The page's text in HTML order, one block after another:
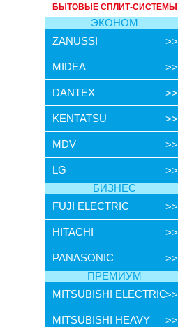
БЫТОВЫЕ СПЛИТ-СИСТЕМЫ
ЭКОНОМ
ZANUSSI
>>
MIDEA >>
DANTEX >>
KENTATSU >>
MDV >>
LG
>>
БИЗНЕС
FUJI ELECTRIC
>>
HITACHI >>
PANASONIC
>>
ПРЕМИУМ
MITSUBISHI ELECTRIC>>
MITSUBISHI HEAVY >>